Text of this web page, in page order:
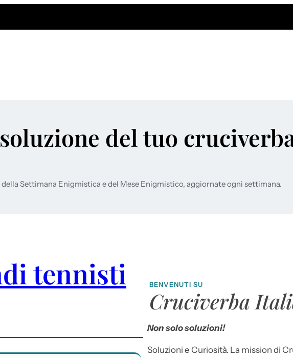
del tuo
Settimana Enigmistica e del Mese Enigmistico, aggiornate ogni settimana.
tennisti BENVENUTI SU
Cruciverba
Non solo soluzioni!
Soluzioni e Curiosità. La mission di